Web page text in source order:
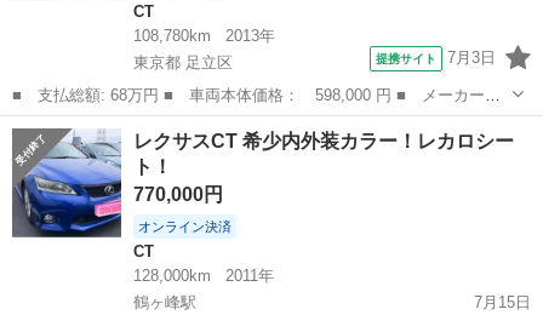
CT
108,780km
2013年
東京都 足立区
提携サイト 7月3日
■ 支払総額: 68万円 ■ 車両本体価格： 598,000 円 ■ メーカー
名： レクサス ■ 車種名： ＣＴ ■ グレード名： ＣＴ２００
ｈ 純正ナビ バックカメラ ＴＶ スマートキー３個 カードキー
■ 排気量： 1...
東京 足立区 CT
レクサスCT 希少内外装カラー！レカロシー
ト！
770,000円
オンライン決済
CT
128,000km
2011年
鶴ヶ峰駅
7月15日